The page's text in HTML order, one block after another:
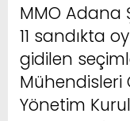
MMO Adana
11 sandıkta
gidilen
Mühendisleri
Yönetim